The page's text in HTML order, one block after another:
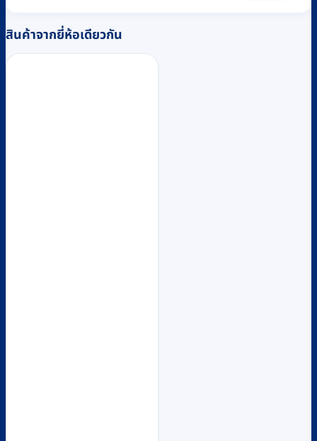
สินค้าจากยี่ห้อเดียวกัน